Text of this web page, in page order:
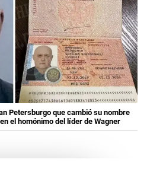
Petersburgo que cambió su nombre
el homónimo del líder de Wagner